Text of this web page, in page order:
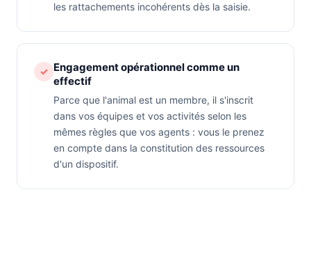
les rattachements incohérents dès la saisie.
✓ Engagement opérationnel comme un
effectif
Parce que l'animal est un membre, il s'inscrit
dans vos équipes et vos activités selon les
mêmes règles que vos agents : vous le prenez
en compte dans la constitution des ressources
d'un dispositif.